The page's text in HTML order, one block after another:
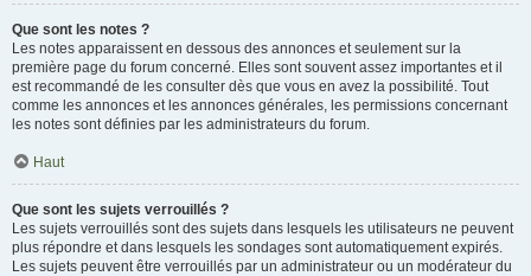
Que sont les notes ?
Les notes apparaissent en dessous des annonces et seulement sur la
première page du forum concerné. Elles sont souvent assez importantes et il
est recommandé de les consulter dès que vous en avez la possibilité. Tout
comme les annonces et les annonces générales, les permissions concernant
les notes sont définies par les administrateurs du forum.
Haut
Que sont les sujets verrouillés ?
Les sujets verrouillés sont des sujets dans lesquels les utilisateurs ne peuvent
plus répondre et dans lesquels les sondages sont automatiquement expirés.
Les sujets peuvent être verrouillés par un administrateur ou un modérateur du